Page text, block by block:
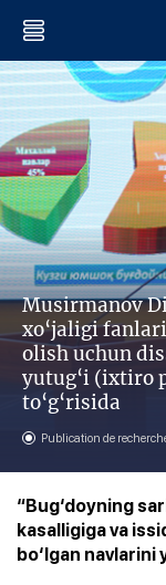
Musirmanov
xo‘jaligi
olish uchun
yutug‘i (ixtiro
to‘g‘risida
Publication de
“Bug‘doyning
kasalligiga va
bo‘lgan navlarini